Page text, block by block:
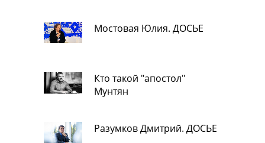
Мостовая Юлия. ДОСЬЕ
Кто такой "апостол"
Мунтян
Разумков Дмитрий. ДОСЬЕ